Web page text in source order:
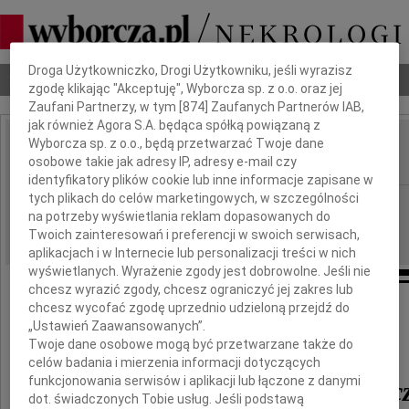
Nekrologi Odeszli Poradnik pogrzebowy
IMIĘ I NAZWISKO: Przemysław Anosowicz
REGION: Szczecin
DATA EMISJI: 05.02.2026
po długiej chorobie zmarł
Przemysław
Dbamy o Twoją prywatność
Droga Użytkowniczko, Drogi Użytkowniku, jeśli wyrazisz
zgodę klikając "Akceptuję", Wyborcza sp. z o.o. oraz jej
Zaufani Partnerzy, w tym [874 ] Zaufanych Partnerów IAB,
jak również Agora S.A. będąca spółką powiązaną z
Wyborcza sp. z o.o., będą przetwarzać Twoje dane
osobowe takie jak adresy IP, adresy e-mail czy
identyfikatory plików cookie lub inne informacje zapisane w
tych plikach do celów marketingowych, w szczególności
na potrzeby wyświetlania reklam dopasowanych do
Twoich zainteresowań i preferencji w swoich serwisach,
aplikacjach i w Internecie lub personalizacji treści w nich
wyświetlanych. Wyrażenie zgody jest dobrowolne. Jeśli nie
chcesz wyrazić zgody, chcesz ograniczyć jej zakres lub
chcesz wycofać zgodę uprzednio udzieloną przejdź do
„Ustawień Zaawansowanych”.
Twoje dane osobowe mogą być przetwarzane także do
celów badania i mierzenia informacji dotyczących
funkcjonowania serwisów i aplikacji lub łączone z danymi
dot. świadczonych Tobie usług. Jeśli podstawą